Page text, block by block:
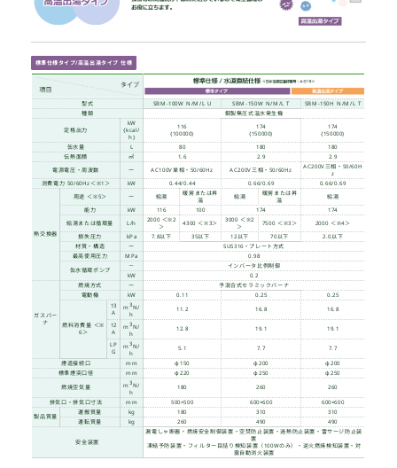
製品特徴
資格不要・検査不要
大気開放・無圧式のため、労働安全衛生法上
請・取扱資格などは不要です。
軽量・コンパクト
台車や小型エレベータで搬入できます。
高さ1630mm×幅400mm×奥行1400mm